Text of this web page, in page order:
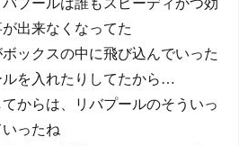
プールは誰もスピーディかつ効
出来なくなってた
ックスの中に飛び込んでいった
ルを入れたりしてたから…
からは、リバプールのそういっ
ったね